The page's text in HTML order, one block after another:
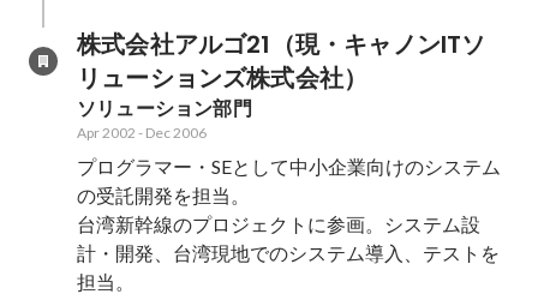
株式会社アルゴ21（現・キャノンITソ
リューションズ株式会社）
ソリューション部門
Apr 2002 - Dec 2006
プログラマー・SEとして中小企業向けのシステム
の受託開発を担当。
台湾新幹線のプロジェクトに参画。システム設
計・開発、台湾現地でのシステム導入、テストを
担当。